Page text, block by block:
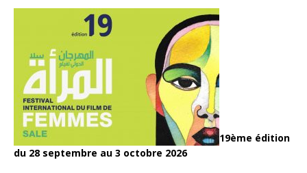
19ème édition
du 28 septembre au 3 octobre 2026